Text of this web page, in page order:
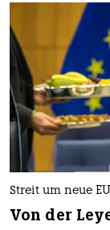
Streit um neue
Von der